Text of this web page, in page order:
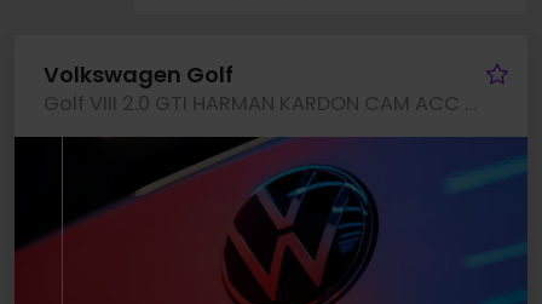
Volkswagen Golf
Golf VIII 2.0 GTI HARMAN KARDON CAM ACC LM19 NAVI